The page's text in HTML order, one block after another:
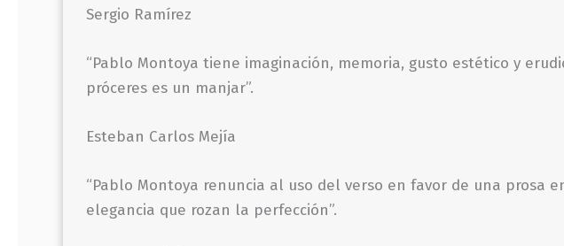
Sergio Ramírez
“Pablo Montoya tiene imaginación, memoria, gusto estético y
próceres es un manjar”.
Esteban Carlos Mejía
“Pablo Montoya renuncia al uso del verso en favor de una prosa
elegancia que rozan la perfección”.